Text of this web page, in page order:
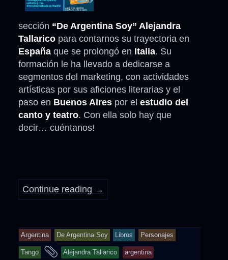
sección “De Argentina Soy” Alejandra
Tallarico para contarnos su trayectoria en
España que se prolongó en Italia. Su
formación le ha llevado a dedicarse a
segmentos del marketing, con actividades
artísticas por sus aficiones literarias y el
paso en Buenos Aires por el estudio del
canto y teatro. Con ella solo hay que
decir… cuéntanos!
Continue reading →
Argentina De Argentina Soy Libros Personajes
Tango
and
Alejandra Tallarico
argentina